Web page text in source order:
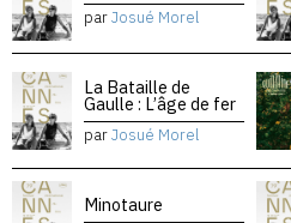
parJosué Morel
La Bataille de
Gaulle : L’âge de fer
parJosué Morel
Minotaure